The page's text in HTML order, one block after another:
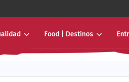
Food | Destinos